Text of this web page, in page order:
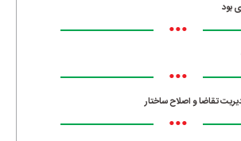
بود
•••
•••
تقاضا و اصلاح ساختار
•••